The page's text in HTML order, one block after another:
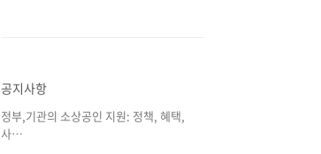
공지사항
정부,기관의 소상공인 지원: 정책, 혜택,
사⋯